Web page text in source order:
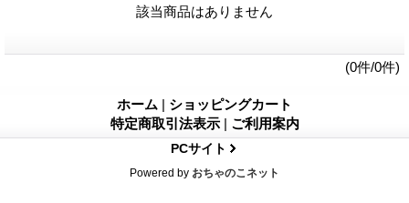
該当商品はありません
(0件/0件)
ホーム | ショッピングカート
特定商取引法表示 | ご利用案内
PCサイト
Powered by おちゃのこネット